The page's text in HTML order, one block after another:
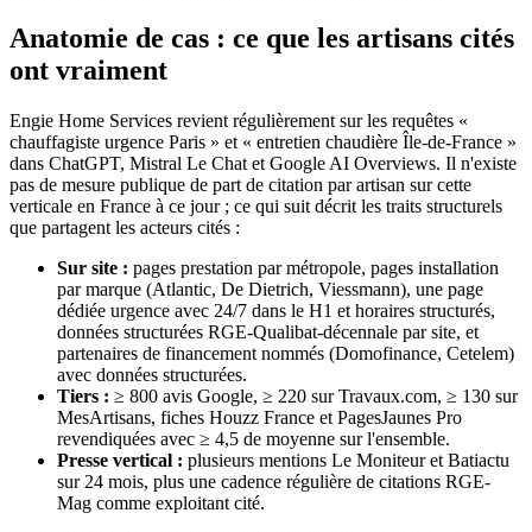
Anatomie de cas : ce que les artisans cités
ont vraiment
Engie Home Services revient régulièrement sur les requêtes «
chauffagiste urgence Paris » et « entretien chaudière Île-de-France »
dans ChatGPT, Mistral Le Chat et Google AI Overviews. Il n'existe
pas de mesure publique de part de citation par artisan sur cette
verticale en France à ce jour ; ce qui suit décrit les traits structurels
que partagent les acteurs cités :
Sur site : pages prestation par métropole, pages installation
par marque (Atlantic, De Dietrich, Viessmann), une page
dédiée urgence avec 24/7 dans le H1 et horaires structurés,
données structurées RGE-Qualibat-décennale par site, et
partenaires de financement nommés (Domofinance, Cetelem)
avec données structurées.
Tiers : ≥ 800 avis Google, ≥ 220 sur Travaux.com, ≥ 130 sur
MesArtisans, fiches Houzz France et PagesJaunes Pro
revendiquées avec ≥ 4,5 de moyenne sur l'ensemble.
Presse vertical : plusieurs mentions Le Moniteur et Batiactu
sur 24 mois, plus une cadence régulière de citations RGE-
Mag comme exploitant cité.